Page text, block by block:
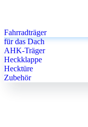
Fahrradträger
für das Dach
AHK-Träger
Heckklappe
Hecktüre
Zubehör